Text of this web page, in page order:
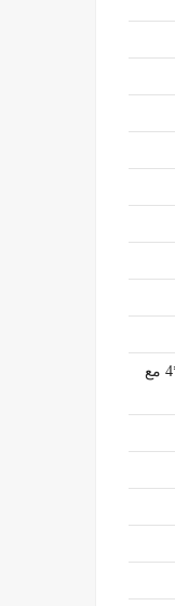
SUV car rental – تأجير سيارات دفع رباعي 4*4 مع